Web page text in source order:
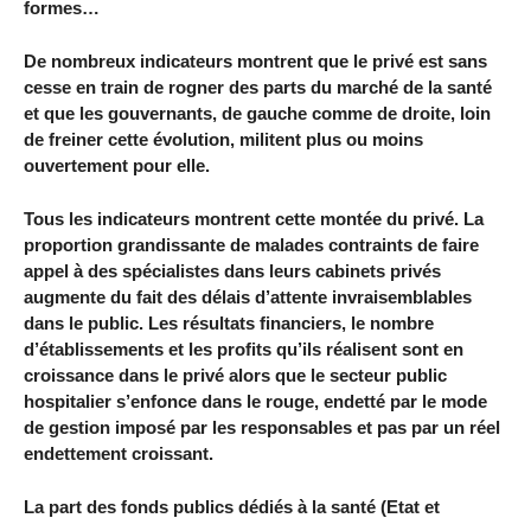
formes…
De nombreux indicateurs montrent que le privé est sans
cesse en train de rogner des parts du marché de la santé
et que les gouvernants, de gauche comme de droite, loin
de freiner cette évolution, militent plus ou moins
ouvertement pour elle.
Tous les indicateurs montrent cette montée du privé. La
proportion grandissante de malades contraints de faire
appel à des spécialistes dans leurs cabinets privés
augmente du fait des délais d’attente invraisemblables
dans le public. Les résultats financiers, le nombre
d’établissements et les profits qu’ils réalisent sont en
croissance dans le privé alors que le secteur public
hospitalier s’enfonce dans le rouge, endetté par le mode
de gestion imposé par les responsables et pas par un réel
endettement croissant.
La part des fonds publics dédiés à la santé (Etat et